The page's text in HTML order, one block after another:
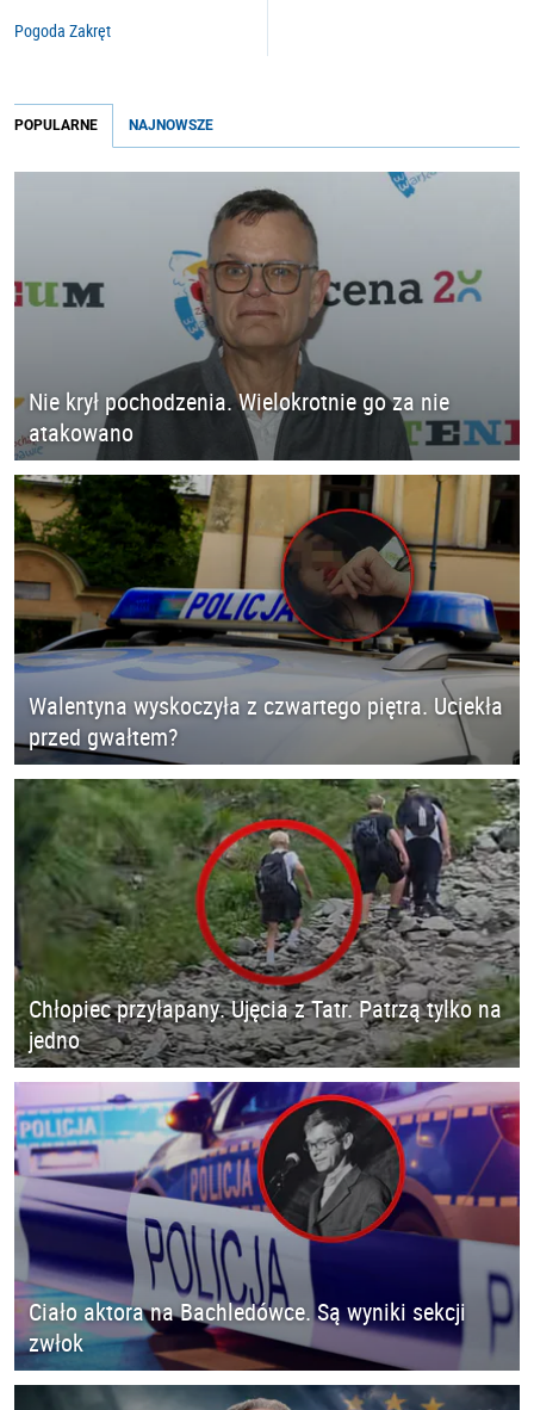
Pogoda Zakręt
POPULARNE NAJNOWSZE
Nie krył pochodzenia. Wielokrotnie go za nie
atakowano
Walentyna wyskoczyła z czwartego piętra. Uciekła
przed gwałtem?
Chłopiec przyłapany. Ujęcia z Tatr. Patrzą tylko na
jedno
Ciało aktora na Bachledówce. Są wyniki sekcji
zwłok